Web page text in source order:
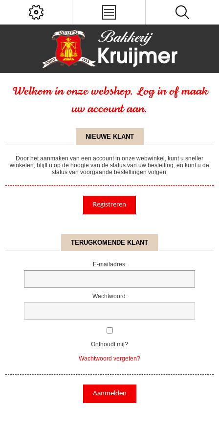
Welkom in onze webshop. Log in of maak
uw account aan.
NIEUWE KLANT
Door het aanmaken van een account in onze webwinkel, kunt u sneller
winkelen, blijft u op de hoogte van de status van uw bestelling, en kunt u de
status van voorgaande bestellingen volgen.
TERUGKOMENDE KLANT
E-mailadres:
Wachtwoord:
Onthoudt mij?
Wachtwoord vergeten?